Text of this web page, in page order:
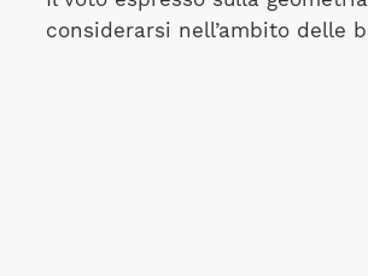
considerarsi nell’ambito delle